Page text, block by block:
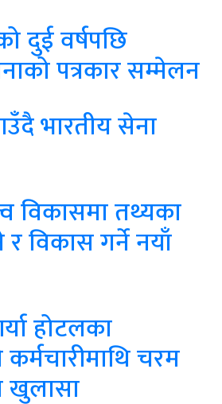
दुई वर्षपछि
पत्रकार सम्मेलन
भारतीय सेना
विकासमा तथ्यका
विकास गर्ने नयाँ
होटलका
चरम
खुलासा